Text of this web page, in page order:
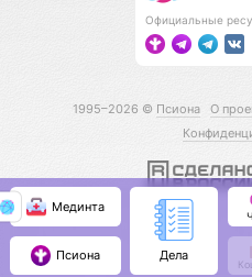
Официальные
1995–2026 © Псиона О
Мединта
Псиона Дела